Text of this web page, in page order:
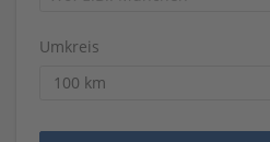
Umkreis